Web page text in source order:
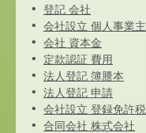
登記 会社
会社設立 個人事業主
会社 資本金
定款認証 費用
法人登記 簿謄本
法人登記 申請
会社設立 登録免許税
合同会社 株式会社